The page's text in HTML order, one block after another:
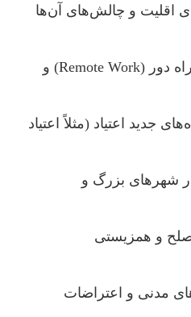
اقلیت و چالش‌های آن‌ها
بررسی فرهنگ کار از راه دور (Remote Work) و
جدید اعتیاد (مثلاً اعتیاد
شهرهای بزرگ و
و همزیستی
مدنی و اعتراضات